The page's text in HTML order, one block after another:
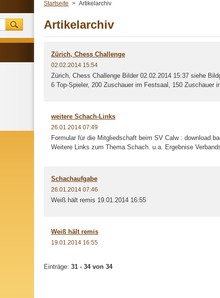
Startseite > Artikelarchiv
Artikelarchiv
Zürich, Chess Challenge
02.02.2014 15:54
Zürich, Chess Challenge Bilder 02.02.2014 15:37 siehe
6 Top-Spieler, 200 Zuschauer im Festsaal, 150
weitere Schach-Links
26.01.2014 07:49
Formular für die Mitgliedschaft beim SV Calw :
Weitere Links zum Thema Schach. u.a. Ergebnise
Schachaufgabe
26.01.2014 07:46
Weiß hält remis 19.01.2014 16:55
Weiß hält remis
19.01.2014 16:55
Einträge: 31 - 34 von 34